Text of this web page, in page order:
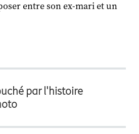
entre son ex-mari et un
l'histoire